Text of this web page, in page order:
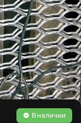
В наличии